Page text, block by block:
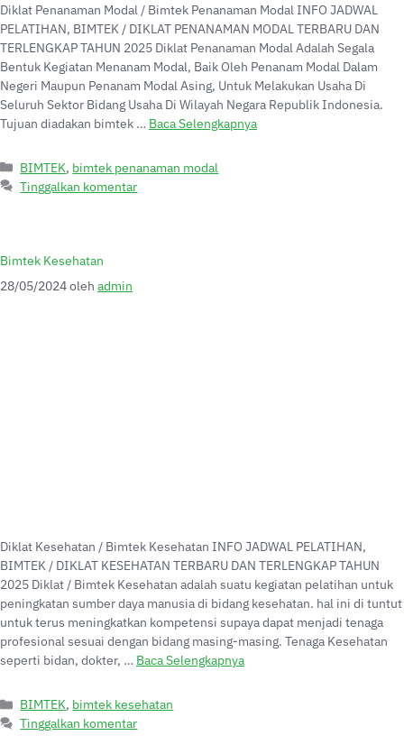
Diklat Penanaman Modal / Bimtek Penanaman Modal INFO JADWAL
PELATIHAN, BIMTEK / DIKLAT PENANAMAN MODAL TERBARU DAN
TERLENGKAP TAHUN 2025 Diklat Penanaman Modal Adalah Segala
Bentuk Kegiatan Menanam Modal, Baik Oleh Penanam Modal Dalam
Negeri Maupun Penanam Modal Asing, Untuk Melakukan Usaha Di
Seluruh Sektor Bidang Usaha Di Wilayah Negara Republik Indonesia.
Tujuan diadakan bimtek … Baca Selengkapnya
BIMTEK, bimtek penanaman modal
Tinggalkan komentar
Bimtek Kesehatan
28/05/2024oleh admin
Diklat Kesehatan / Bimtek Kesehatan INFO JADWAL PELATIHAN,
BIMTEK / DIKLAT KESEHATAN TERBARU DAN TERLENGKAP TAHUN
2025 Diklat / Bimtek Kesehatan adalah suatu kegiatan pelatihan untuk
peningkatan sumber daya manusia di bidang kesehatan. hal ini di tuntut
untuk terus meningkatkan kompetensi supaya dapat menjadi tenaga
profesional sesuai dengan bidang masing-masing. Tenaga Kesehatan
seperti bidan, dokter, … Baca Selengkapnya
BIMTEK, bimtek kesehatan
Tinggalkan komentar